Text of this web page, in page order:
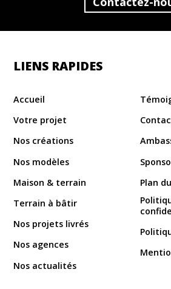
LIENS RAPIDES
Accueil
Votre projet
Nos créations
Nos modèles
Maison & terrain
Terrain à bâtir
Nos projets livrés
Nos agences
Nos actualités
Plan